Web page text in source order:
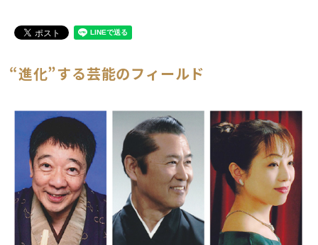
“進化”する芸能のフィールド